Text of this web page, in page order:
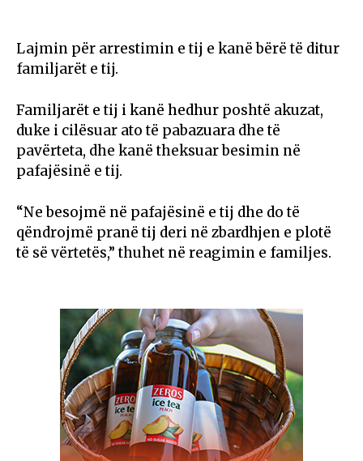
Lajmin për arrestimin e tij e kanë bërë të ditur
familjarët e tij.
Familjarët e tij i kanë hedhur poshtë akuzat,
duke i cilësuar ato të pabazuara dhe të
pavërteta, dhe kanë theksuar besimin në
pafajësinë e tij.
“Ne besojmë në pafajësinë e tij dhe do të
qëndrojmë pranë tij deri në zbardhjen e plotë
të së vërtetës,” thuhet në reagimin e familjes.